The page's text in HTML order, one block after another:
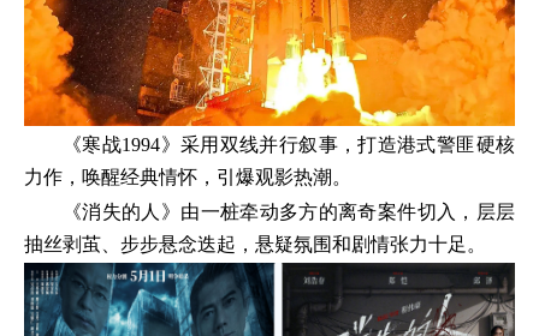
《寒战1994》采用双线并行叙事，打造港式警匪硬核
力作，唤醒经典情怀，引爆观影热潮。
《消失的人》由一桩牵动多方的离奇案件切入，层层
抽丝剥茧、步步悬念迭起，悬疑氛围和剧情张力十足。